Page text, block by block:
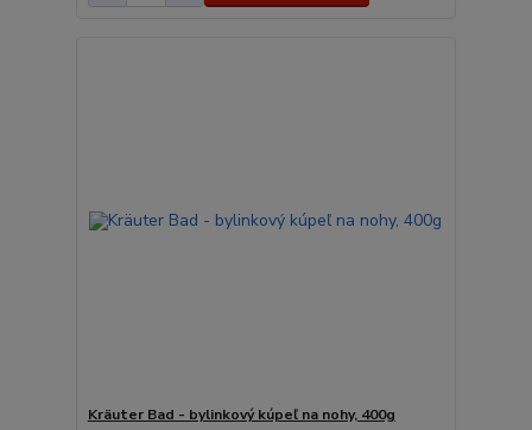
Kräuter Bad - bylinkový kúpeľ na nohy, 400g